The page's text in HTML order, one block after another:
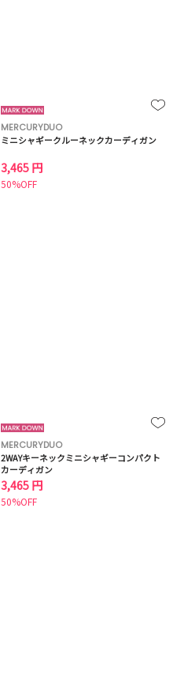
MERCURYDUO
ミニシャギークルーネックカーディガン
3,465 円
50%OFF
MERCURYDUO
2WAYキーネックミニシャギーコンパクト
カーディガン
3,465 円
50%OFF